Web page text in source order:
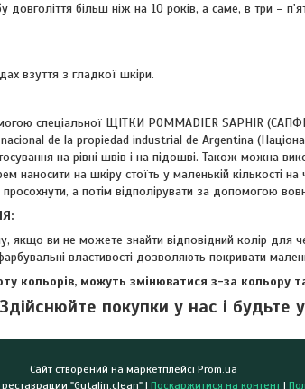
довголіття більш ніж на 10 років, а саме, в три –
взуття з гладкої шкіри.
спеціальної ЩІТКИ POMMADIER SAPHIR
de la propiedad industrial de Argentina
на рівні швів і на підошві. Також можна
на шкіру стоїть у маленькій кількості на
а потім відполірувати за допомогою
якщо ви не можете знайти відповідний колір
властивості дозволяють покривати
кольорів, можуть змінюватися з-за кольору
Здійснюйте покупки у нас і будьте
Сайт створений на маркетплейсі Prom.ua
Магазин и центр по ремонту и реставрации "Gutalin.clean" | Поскаржитися на контент |